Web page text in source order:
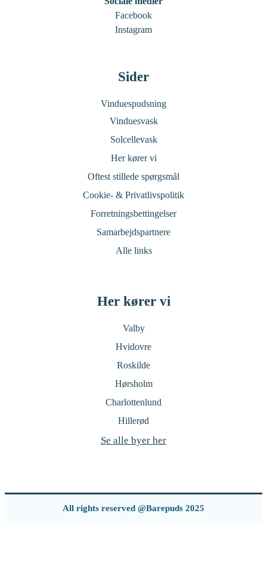
Facebook
Instagram
Sider
Vinduespudsning
Vinduesvask
Solcellevask
Her kører vi
Oftest stillede spørgsmål
Cookie- & Privatlivspolitik
Forretningsbettingelser
Samarbejdspartnere
Alle links
Her kører vi
Valby
Hvidovre
Roskilde
Hørsholm
Charlottenlund
Hillerød
Se alle byer her
All rights reserved @Barepuds 2025